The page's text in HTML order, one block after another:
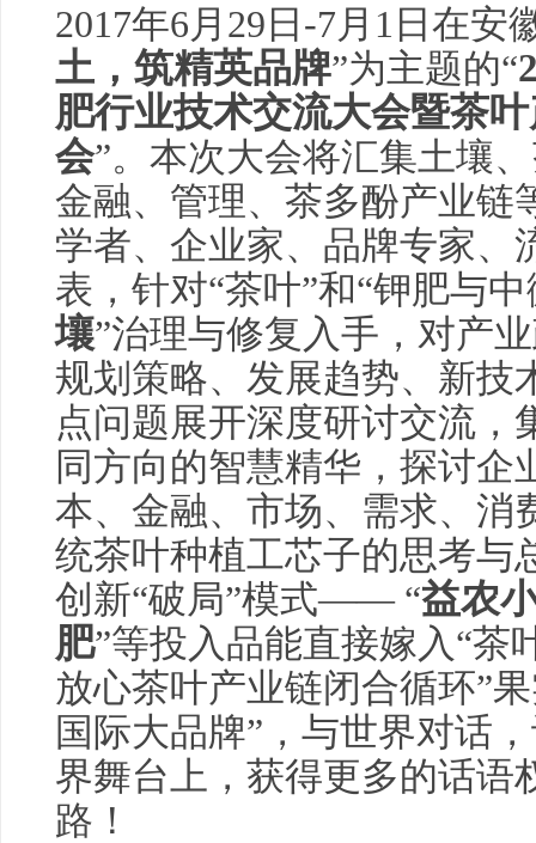
2017年6月29日-7月1日在安
土，筑精英品牌”为主题的“
肥行业技术交流大会暨茶
会”。本次大会将汇集土壤
金融、管理、茶多酚产业
学者、企业家、品牌专家、
表，针对“茶叶”和“钾肥与
壤”治理与修复入手，对产业
规划策略、发展趋势、新技
点问题展开深度研讨交流，
同方向的智慧精华，探讨
本、金融、市场、需求、消
统茶叶种植工芯子的思考与
创新“破局”模式—— “益农
肥”等投入品能直接嫁入“茶
放心茶叶产业链闭合循环”
国际大品牌”，与世界对话
界舞台上，获得更多的话语
路！